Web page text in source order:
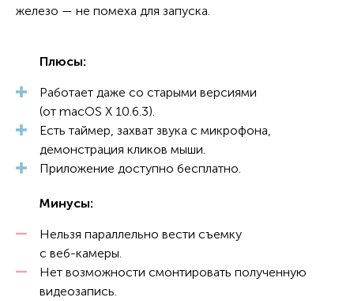
железо — не помеха для запуска.
Плюсы:
Работает даже со старыми версиями
(от macOS X 10.6.3).
Есть таймер, захват звука с микрофона,
демонстрация кликов мыши.
Приложение доступно бесплатно.
Минусы:
Нельзя параллельно вести съемку
с веб-камеры.
Нет возможности смонтировать полученную
видеозапись.